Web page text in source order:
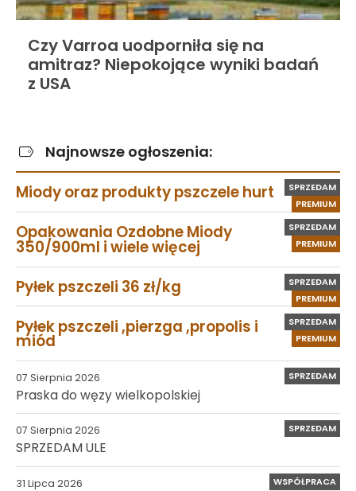
Czy Varroa uodporniła się na
amitraz? Niepokojące wyniki badań
z USA
Najnowsze ogłoszenia:
PREMIUM
SPRZEDAM
Miody oraz produkty pszczele hurt
PREMIUM
SPRZEDAM
Opakowania Ozdobne Miody
350/900ml i wiele więcej
PREMIUM
SPRZEDAM
Pyłek pszczeli 36 zł/kg
PREMIUM
SPRZEDAM
Pyłek pszczeli ,pierzga ,propolis i
miód
07 Sierpnia 2026 SPRZEDAM
Praska do węzy wielkopolskiej
07 Sierpnia 2026 SPRZEDAM
SPRZEDAM ULE
31 Lipca 2026 WSPÓŁPRACA